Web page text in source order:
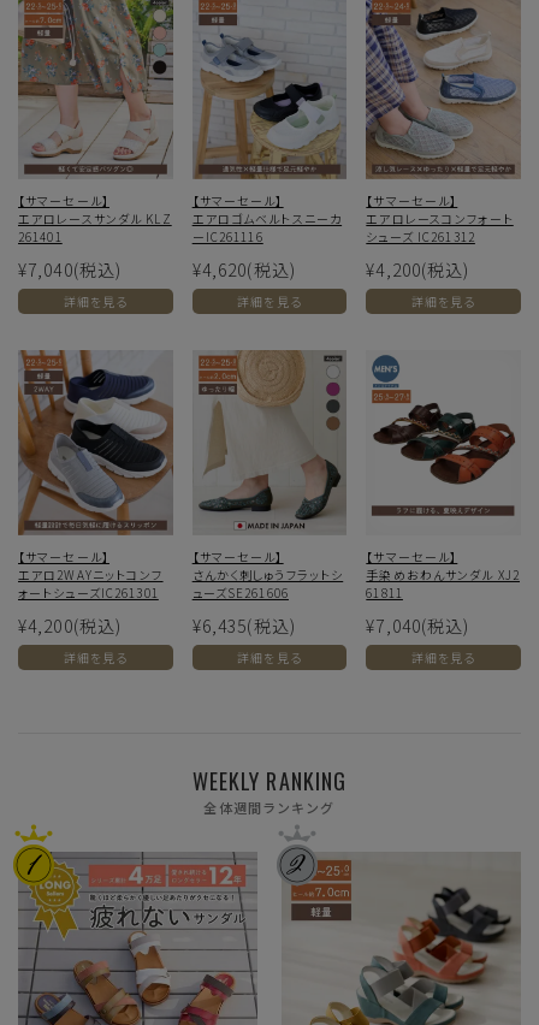
【サマーセール】
エアロレースサンダル KLZ
261401
¥7,040(税込)
詳細を見る
【サマーセール】
エアロゴムベルトスニーカ
ーIC261116
¥4,620(税込)
詳細を見る
【サマーセール】
エアロレースコンフォート
シューズ IC261312
¥4,200(税込)
詳細を見る
【サマーセール】
エアロ2WAYニットコンフ
ォートシューズIC261301
¥4,200(税込)
詳細を見る
【サマーセール】
さんかく刺しゅうフラットシ
ューズSE261606
¥6,435(税込)
詳細を見る
【サマーセール】
手染めおわんサンダル XJ2
61811
¥7,040(税込)
詳細を見る
WEEKLY RANKING
全体週間ランキング